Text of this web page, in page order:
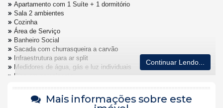
Apartamento com 1 Suíte + 1 dormitório
Sala 2 ambientes
Cozinha
Área de Serviço
Banheiro Social
Sacada com churrasqueira a carvão
Infraestrutura para ar split
Medidores de água, gás e luz individuais
Piso em porcelanato
Vidros temperados
Vaga de garagem Privativa
Continuar Lendo...
Mais informações sobre este